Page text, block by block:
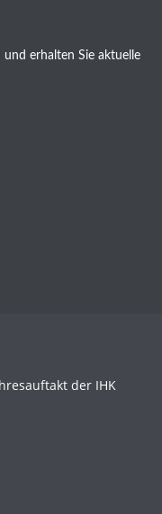
und erhalten Sie aktuelle
der IHK